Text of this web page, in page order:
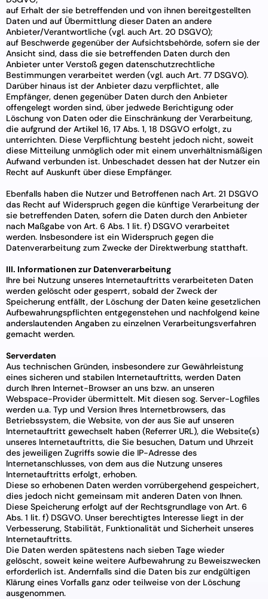
auf Erhalt der sie betreffenden und von ihnen bereitgestellten
Daten und auf Übermittlung dieser Daten an andere
Anbieter/Verantwortliche (vgl. auch Art. 20 DSGVO);
auf Beschwerde gegenüber der Aufsichtsbehörde, sofern sie der
Ansicht sind, dass die sie betreffenden Daten durch den
Anbieter unter Verstoß gegen datenschutzrechtliche
Bestimmungen verarbeitet werden (vgl. auch Art. 77 DSGVO).
Darüber hinaus ist der Anbieter dazu verpflichtet, alle
Empfänger, denen gegenüber Daten durch den Anbieter
offengelegt worden sind, über jedwede Berichtigung oder
Löschung von Daten oder die Einschränkung der Verarbeitung,
die aufgrund der Artikel 16, 17 Abs. 1, 18 DSGVO erfolgt, zu
unterrichten. Diese Verpflichtung besteht jedoch nicht, soweit
diese Mitteilung unmöglich oder mit einem unverhältnismäßigen
Aufwand verbunden ist. Unbeschadet dessen hat der Nutzer ein
Recht auf Auskunft über diese Empfänger.
Ebenfalls haben die Nutzer und Betroffenen nach Art. 21 DSGVO
das Recht auf Widerspruch gegen die künftige Verarbeitung der
sie betreffenden Daten, sofern die Daten durch den Anbieter
nach Maßgabe von Art. 6 Abs. 1 lit. f) DSGVO verarbeitet
werden. Insbesondere ist ein Widerspruch gegen die
Datenverarbeitung zum Zwecke der Direktwerbung statthaft.
III. Informationen zur Datenverarbeitung
Ihre bei Nutzung unseres Internetauftritts verarbeiteten Daten
werden gelöscht oder gesperrt, sobald der Zweck der
Speicherung entfällt, der Löschung der Daten keine gesetzlichen
Aufbewahrungspflichten entgegenstehen und nachfolgend keine
anderslautenden Angaben zu einzelnen Verarbeitungsverfahren
gemacht werden.
Serverdaten
Aus technischen Gründen, insbesondere zur Gewährleistung
eines sicheren und stabilen Internetauftritts, werden Daten
durch Ihren Internet-Browser an uns bzw. an unseren
Webspace-Provider übermittelt. Mit diesen sog. Server-Logfiles
werden u.a. Typ und Version Ihres Internetbrowsers, das
Betriebssystem, die Website, von der aus Sie auf unseren
Internetauftritt gewechselt haben (Referrer URL), die Website(s)
unseres Internetauftritts, die Sie besuchen, Datum und Uhrzeit
des jeweiligen Zugriffs sowie die IP-Adresse des
Internetanschlusses, von dem aus die Nutzung unseres
Internetauftritts erfolgt, erhoben.
Diese so erhobenen Daten werden vorrübergehend gespeichert,
dies jedoch nicht gemeinsam mit anderen Daten von Ihnen.
Diese Speicherung erfolgt auf der Rechtsgrundlage von Art. 6
Abs. 1 lit. f) DSGVO. Unser berechtigtes Interesse liegt in der
Verbesserung, Stabilität, Funktionalität und Sicherheit unseres
Internetauftritts.
Die Daten werden spätestens nach sieben Tage wieder
gelöscht, soweit keine weitere Aufbewahrung zu Beweiszwecken
erforderlich ist. Andernfalls sind die Daten bis zur endgültigen
Klärung eines Vorfalls ganz oder teilweise von der Löschung
ausgenommen.